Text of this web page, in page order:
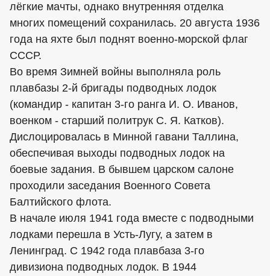
лёгкие мачты, однако внутренняя отделка
многих помещений сохранилась. 20 августа 1936
года на яхте был поднят военно-морской флаг
СССР.
Во время Зимней войны выполняла роль
плавбазы 2-й бригады подводных лодок
(командир - капитан 3-го ранга И. О. Иванов,
военком - старший политрук С. Я. Катков).
Дислоцировалась в Минной гавани Таллина,
обеспечивая выходы подводных лодок на
боевые задания. В бывшем царском салоне
проходили заседания Военного Совета
Балтийского флота.
В начале июля 1941 года вместе с подводными
лодками перешла в Усть-Лугу, а затем в
Ленинград. С 1942 года плавбаза 3-го
дивизиона подводных лодок. В 1944